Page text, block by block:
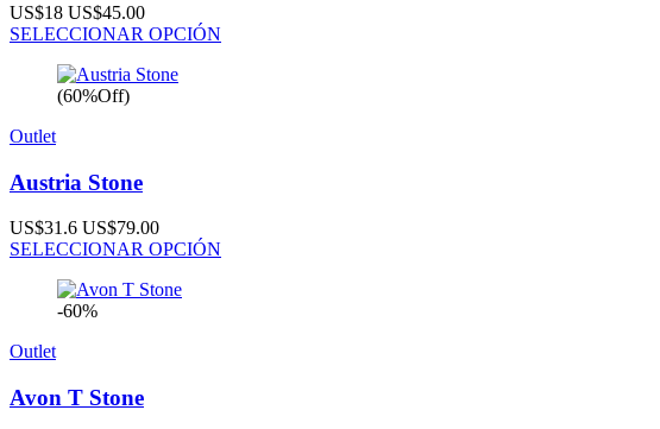
US$18 US$45.00
SELECCIONAR OPCIÓN
(60%Off)
Outlet
Austria Stone
US$31.6 US$79.00
SELECCIONAR OPCIÓN
-60%
Outlet
Avon T Stone